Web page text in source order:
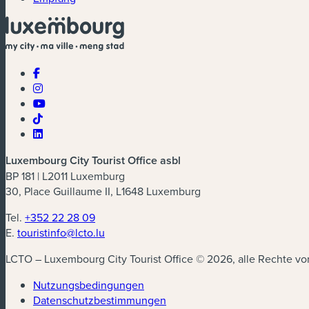
Luxembourg City Tourist Office asbl
BP 181 | L2011 Luxemburg
30, Place Guillaume II, L1648 Luxemburg
Tel. +352 22 28 09
E. touristinfo@lcto.lu
LCTO – Luxembourg City Tourist Office © 2026, alle Rechte
Nutzungsbedingungen
Datenschutzbestimmungen